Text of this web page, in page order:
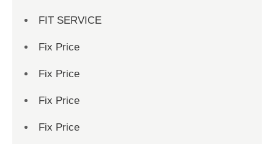
FIT SERVICE
Fix Price
Fix Price
Fix Price
Fix Price